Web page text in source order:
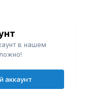
в нашем
аккаунт